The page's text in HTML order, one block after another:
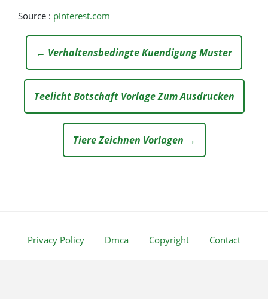
Source : pinterest.com
← Verhaltensbedingte Kuendigung Muster
Teelicht Botschaft Vorlage Zum Ausdrucken
Tiere Zeichnen Vorlagen →
Privacy Policy Dmca Copyright Contact